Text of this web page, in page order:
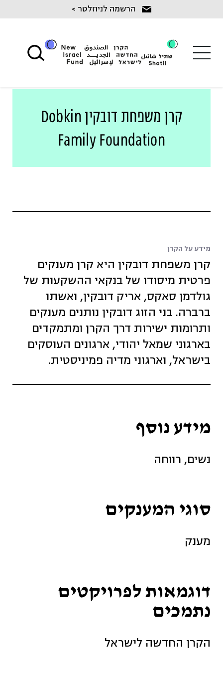
content
הרשמה לניוזלטר >
קרן משפחת דובקין Dobkin
Family Foundation
מידע על הקרן
קרן משפחת דובקין היא קרן מענקים
פרטית מיסודו של בנקאי ההשקעות של
גולדמן סאקס, אריק דובקין, ואשתו
ברברה. בני הזוג דובקין נותנים מענקים
ותרומות ישירות דרך הקרן ומתמקדים
בארגוני שמאל יהודי, ארגונים העוסקים
בישראל, וארגוני מדיה פמיניסטית.
מידע נוסף
נשים, רווחה
סוגי המענקים
מענק
דוגמאות לפרויקטים
נתמכים
הקרן החדשה לישראל